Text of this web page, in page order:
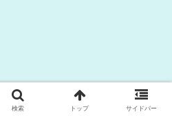
検索 トップ サイドバー